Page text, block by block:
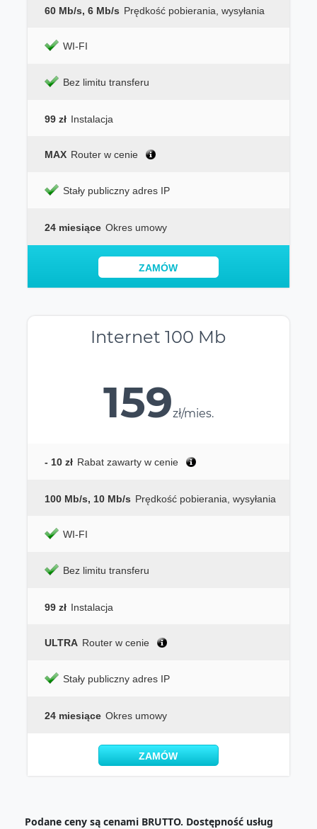
60 Mb/s, 6 Mb/s Prędkość pobierania, wysyłania
WI-FI
Bez limitu transferu
99 zł Instalacja
MAX Router w cenie
Stały publiczny adres IP
24 miesiące Okres umowy
ZAMÓW
Internet 100 Mb
159zł/mies.
- 10 zł Rabat zawarty w cenie
100 Mb/s, 10 Mb/s Prędkość pobierania, wysyłania
WI-FI
Bez limitu transferu
99 zł Instalacja
ULTRA Router w cenie
Stały publiczny adres IP
24 miesiące Okres umowy
ZAMÓW
Podane ceny są cenami BRUTTO. Dostępność usług